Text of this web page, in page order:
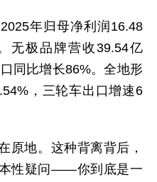
年归母净利润16.48
无极品牌营收39.54亿
同比增长86%。全地形
，三轮车出口增速6
原地。这种背离背后，
性疑问——你到底是一